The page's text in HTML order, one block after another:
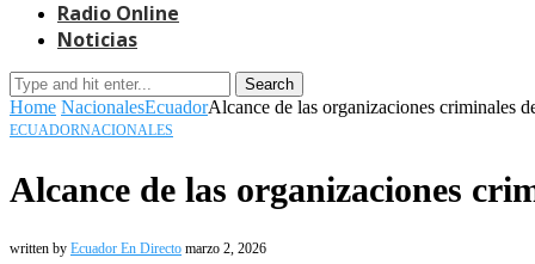
Radio Online
Noticias
Search
Home NacionalesEcuadorAlcance de las organizaciones criminales
ECUADORNACIONALES
Alcance de las organizaciones
written by Ecuador En Directo marzo 2, 2026